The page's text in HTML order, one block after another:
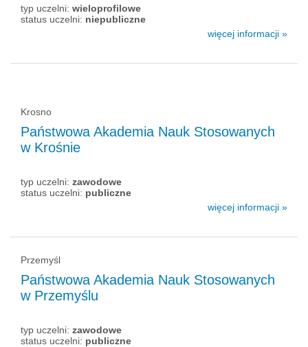
typ uczelni: wieloprofilowe
status uczelni: niepubliczne
więcej informacji »
Krosno
Państwowa Akademia Nauk Stosowanych
w Krośnie
typ uczelni: zawodowe
status uczelni: publiczne
więcej informacji »
Przemyśl
Państwowa Akademia Nauk Stosowanych
w Przemyślu
typ uczelni: zawodowe
status uczelni: publiczne